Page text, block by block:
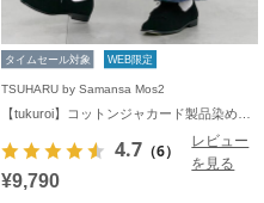
タイムセール対象 WEB限定
TSUHARU by Samansa Mos2
4.7 （6）
レビュー
を見る
¥9,790